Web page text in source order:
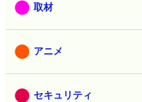
取材
アニメ
セキュリティ